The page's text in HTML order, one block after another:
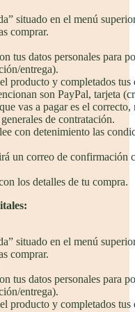
situado en el menú
comprar.
tus datos personales para
entrega).
producto y completados tus
son PayPal, tarjeta
vas a pagar es el
de contratación.
con detenimiento las
un correo de
los detalles de tu compra.
situado en el menú
comprar.
tus datos personales para
entrega).
producto y completados tus